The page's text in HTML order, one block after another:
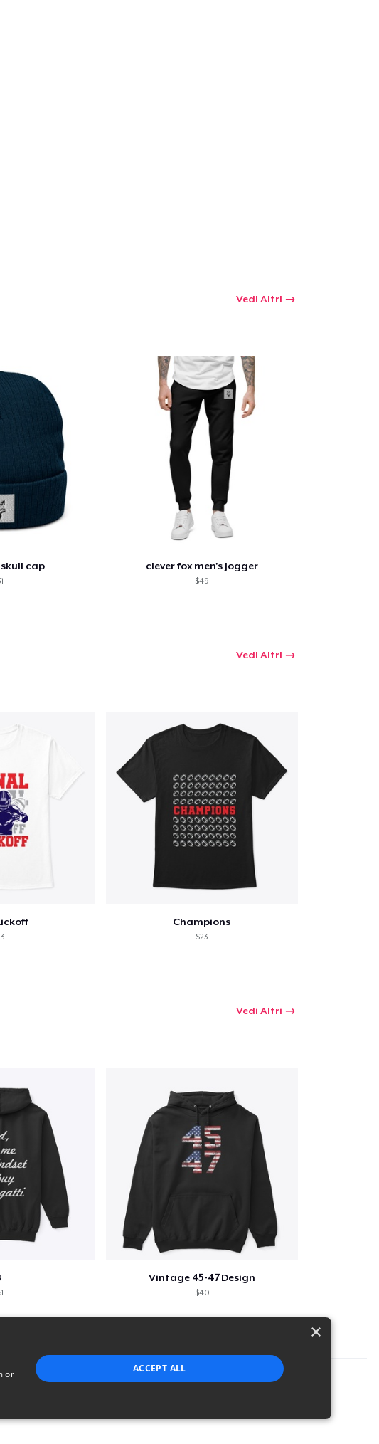
Vedi Altri
cap clever fox men's jogger
$49
Vedi Altri
Champions
$23
Vedi Altri
Vintage 45-47 Design
$40
Vai al tuo carrello
a Comprare
×
or
ACCEPT ALL